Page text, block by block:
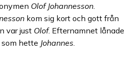
Olof Johannesson
kom sig kort och gott från
var just Olof. Efternamnet lånade
hette Johannes